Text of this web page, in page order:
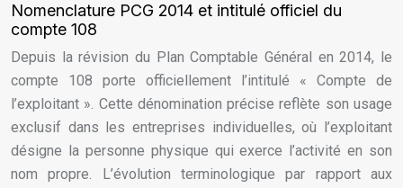
Nomenclature PCG 2014 et intitulé officiel du
compte 108
Depuis la révision du Plan Comptable Général en 2014, le
compte 108 porte officiellement l’intitulé « Compte de
l’exploitant ». Cette dénomination précise reflète son usage
exclusif dans les entreprises individuelles, où l’exploitant
désigne la personne physique qui exerce l’activité en son
nom propre. L’évolution terminologique par rapport aux